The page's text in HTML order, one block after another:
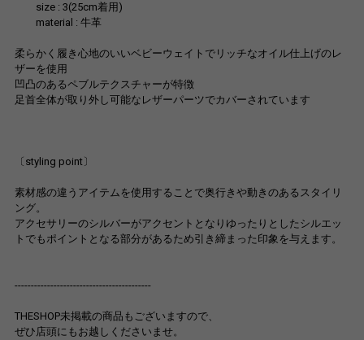
size : 3(25cm着用)
material : 牛革
柔らかく履き心地のいいベビーウェイトでリッチなオイル仕上げのレ
ザーを使用
凹凸のあるペブルテクスチャーが特徴
足首全体が取り外し可能なレザーパーツでカバーされています
〔styling point〕
素材感の違うアイテムを使用することで奥行きや動きのあるスタイリ
ング。
アクセサリーのシルバーがアクセントとなりゆったりとしたシルエッ
トでもポイントとなる部分があるため引き締まった印象を与えます。
------------------------------------------
THESHOP未掲載の商品もございますので、
ぜひ店頭にもお越しくださいませ。